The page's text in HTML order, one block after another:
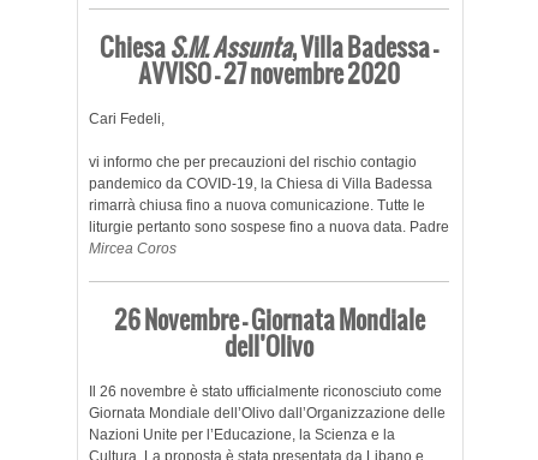
ChiesaS.M. Assunta, Villa Badessa –
AVVISO – 27 novembre 2020
Cari Fedeli,
vi informo che per precauzioni del rischio contagio
pandemico da COVID-19, la Chiesa di Villa Badessa
rimarrà chiusa fino a nuova comunicazione. Tutte le
liturgie pertanto sono sospese fino a nuova data. Padre
Mircea Coros
26 Novembre – Giornata Mondiale
dell’Olivo
Il 26 novembre è stato ufficialmente riconosciuto come
Giornata Mondiale dell’Olivo dall’Organizzazione delle
Nazioni Unite per l’Educazione, la Scienza e la
Cultura. La proposta è stata presentata da Libano e